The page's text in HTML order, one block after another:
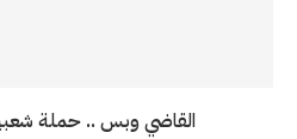
القاضي وبس .. حملة